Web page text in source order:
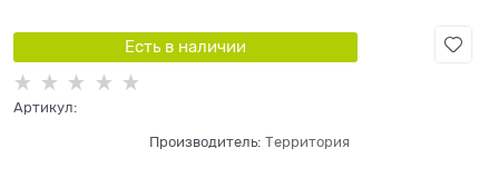
Есть в наличии
Артикул:
Производитель: Территория